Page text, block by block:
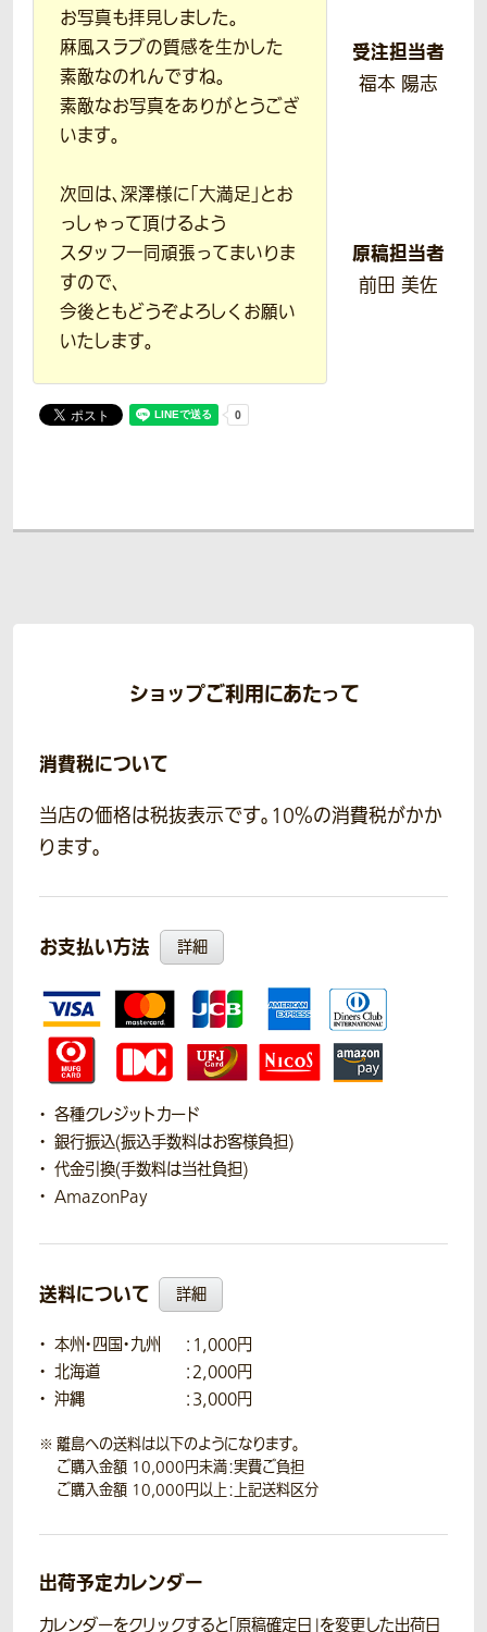
お写真も拝見しました。
麻風スラブの質感を生かした
素敵なのれんですね。
素敵なお写真をありがとうござ
います。
次回は、深澤様に「大満足」とお
っしゃって頂けるよう
スタッフ一同頑張ってまいりま
すので、
今後ともどうぞよろしくお願い
いたします。
受注担当者
福本 陽志
原稿担当者
前田 美佐
ショップご利用にあたって
消費税について
当店の価格は税抜表示です。10％の消費税がかか
ります。
お支払い方法 詳細
各種クレジットカード
銀行振込(振込手数料はお客様負担)
代金引換(手数料は当社負担)
AmazonPay
送料について 詳細
本州・四国・九州
：1,000円
北海道
：2,000円
沖縄
：3,000円
離島への送料は以下のようになります。
ご購入金額 10,000円未満：実費ご負担
ご購入金額 10,000円以上：上記送料区分
出荷予定カレンダー
カレンダーをクリックすると「原稿確定日」を変更した出荷日